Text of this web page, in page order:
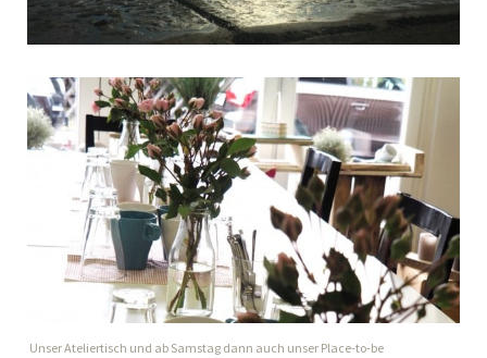
Unser Ateliertisch und ab Samstag dann auch unser Place-to-be